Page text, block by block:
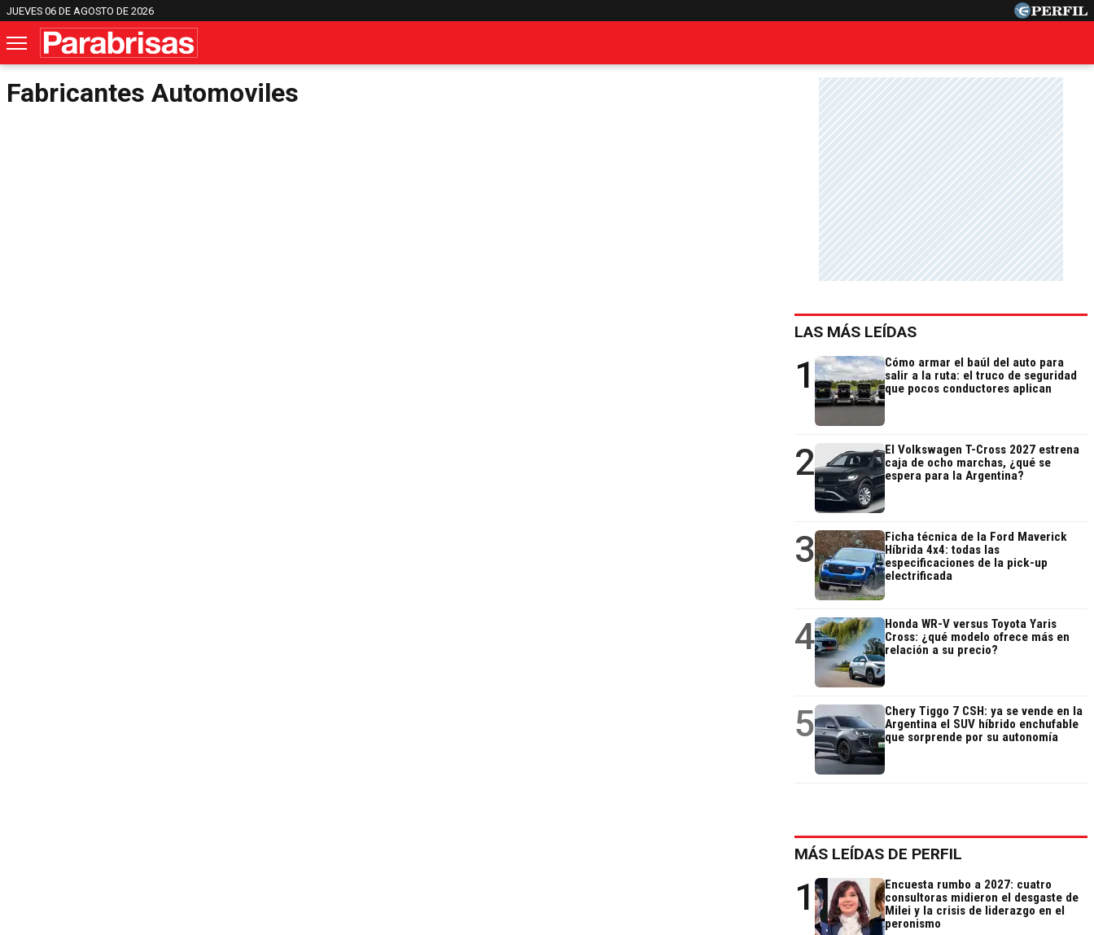
JUEVES 06 DE AGOSTO DE 2026
Fabricantes Automoviles
LAS MÁS LEÍDAS
1
Cómo armar el baúl del auto para
salir a la ruta: el truco de seguridad
que pocos conductores aplican
2
El Volkswagen T-Cross 2027 estrena
caja de ocho marchas, ¿qué se
espera para la Argentina?
3
Ficha técnica de la Ford Maverick
Híbrida 4x4: todas las
especificaciones de la pick-up
electrificada
4
Honda WR-V versus Toyota Yaris
Cross: ¿qué modelo ofrece más en
relación a su precio?
5
Chery Tiggo 7 CSH: ya se vende en la
Argentina el SUV híbrido enchufable
que sorprende por su autonomía
MÁS LEÍDAS DE PERFIL
1
Encuesta rumbo a 2027: cuatro
consultoras midieron el desgaste de
Milei y la crisis de liderazgo en el
peronismo